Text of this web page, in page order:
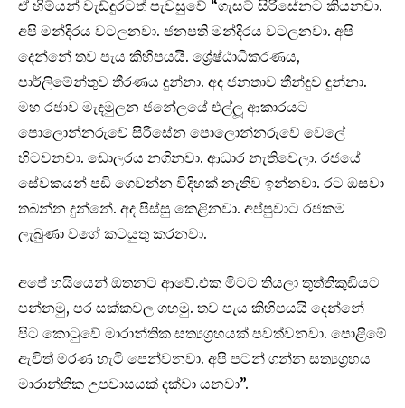
ඒ හිම්යන් වැඩ්දුරටත් පැවසුවේ “ගැසට් සිරිසේනට කියනවා.
අපි මන්දිරය වටලනවා. ජනපති මන්දිරය වටලනවා. අපි
දෙන්නේ තව පැය කිහිපයයි. ශ්‍රේෂ්ඨාධිකරණය,
පාර්ලිමේන්තුව තීරණය දුන්නා. අද ජනතාව තීන්දුව දුන්නා.
මහ රජාව මැදමුලන ජනේලයේ එල්ලූ ආකාරයට
පොලොන්නරුවේ සිරිසේන පොලොන්නරුවේ වෙලේ
හිටවනවා. ඩොලරය නගිනවා. ආධාර නැතිවෙලා. රජයේ
සේවකයන් පඩි ගෙවන්න විදිහක් නැතිව ඉන්නවා. රට ඔසවා
තබන්න දුන්නේ. අද පිස්සු කෙළිනවා. අප්පුවාට රජකම
ලැබුණා වගේ කටයුතු කරනවා.
අපේ හයියෙන් ඔතනට ආවේ.එක මිටට තියලා තූත්තිකුඩියට
පන්නමු, පර සක්කවල ගහමු. තව පැය කිහිපයයි දෙන්නේ
පිට කොටුවේ මාරාන්තික සත්‍යග්‍රහයක් පවත්වනවා. පොළීමේ
ඇවිත් මරණ හැටි පෙන්වනවා. අපි පටන් ගන්න සත්‍යග්‍රහය
මාරාන්තික උපවාසයක් දක්වා යනවා”.